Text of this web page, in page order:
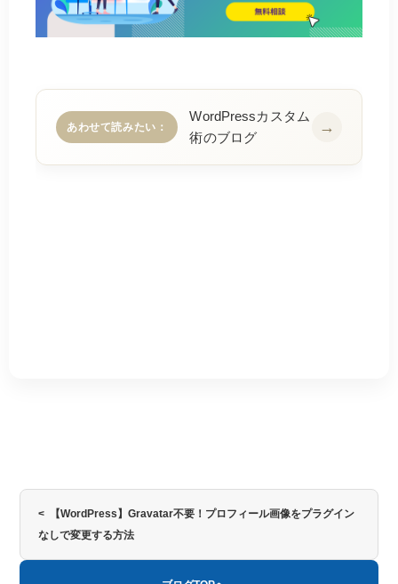
あわせて読みたい：
WordPressカスタム
術のブログ
< 【WordPress】Gravatar不要！プロフィール画像をプラグイン
なしで変更する方法